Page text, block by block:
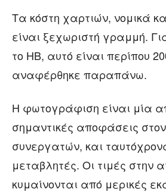
Τα κόστη χαρτιών, νομικά
είναι ξεχωριστή γραμμή.
το ΗΒ, αυτό είναι περίπου
αναφέρθηκε παραπάνω.
Η φωτογράφιση είναι μία
σημαντικές αποφάσεις
συνεργατών, και
μεταβλητές. Οι τιμές στην
κυμαίνονται από μερικές